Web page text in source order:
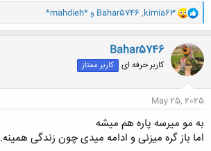
و
ا
ک
ن
ش
ه
:
kimia63
,
Bahar5746 و *mahdieh*
Bahar5746
کاربر حرفه ای کاربر ممتاز
May 25, 2025
به مو میرسه پاره هم میشه
اما باز گره میزنی و ادامه میدی چون زندگی همینه.